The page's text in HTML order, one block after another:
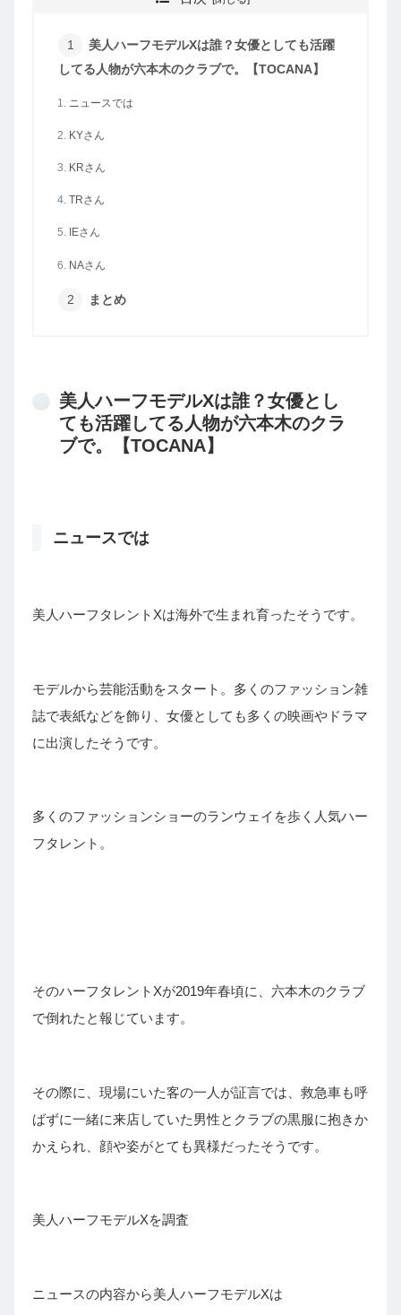
美人ハーフモデルXは誰？女優としても活躍
してる人物が六本木のクラブで。【TOCANA】
ニュースでは
KYさん
KRさん
TRさん
IEさん
NAさん
まとめ
美人ハーフモデルXは誰？女優とし
ても活躍してる人物が六本木のクラ
ブで。【TOCANA】
ニュースでは
美人ハーフタレントXは海外で生まれ育ったそうです。
モデルから芸能活動をスタート。多くのファッション雑
誌で表紙などを飾り、女優としても多くの映画やドラマ
に出演したそうです。
多くのファッションショーのランウェイを歩く人気ハー
フタレント。
そのハーフタレントXが2019年春頃に、六本木のクラブ
で倒れたと報じています。
その際に、現場にいた客の一人が証言では、救急車も呼
ばずに一緒に来店していた男性とクラブの黒服に抱きか
かえられ、顔や姿がとても異様だったそうです。
美人ハーフモデルXを調査
ニュースの内容から美人ハーフモデルXは